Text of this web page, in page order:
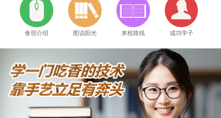
食宿介绍 图说阳光 来校路线 成功学子